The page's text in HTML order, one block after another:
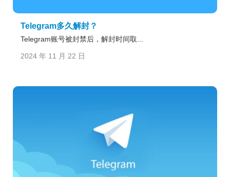
Telegram多久解封？
Telegram账号被封禁后，解封时间取...
2024 年 11 月 22 日